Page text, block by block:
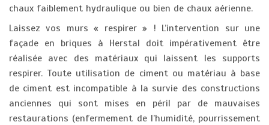
chaux faiblement hydraulique ou bien de chaux aérienne.
Laissez vos murs « respirer » ! L’intervention sur une
façade en briques à Herstal doit impérativement être
réalisée avec des matériaux qui laissent les supports
respirer. Toute utilisation de ciment ou matériau à base
de ciment est incompatible à la survie des constructions
anciennes qui sont mises en péril par de mauvaises
restaurations (enfermement de l’humidité, pourrissement